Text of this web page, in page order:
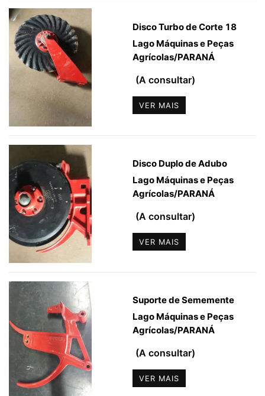
Disco Turbo de Corte 18
Lago Máquinas e Peças
Agrícolas/PARANÁ
(A consultar)
VER MAIS
Disco Duplo de Adubo
Lago Máquinas e Peças
Agrícolas/PARANÁ
(A consultar)
VER MAIS
Suporte de Sememente
Lago Máquinas e Peças
Agrícolas/PARANÁ
(A consultar)
VER MAIS